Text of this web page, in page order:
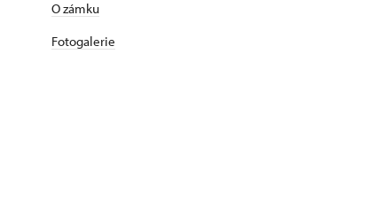
​​​​​​O zámku
Fotogalerie